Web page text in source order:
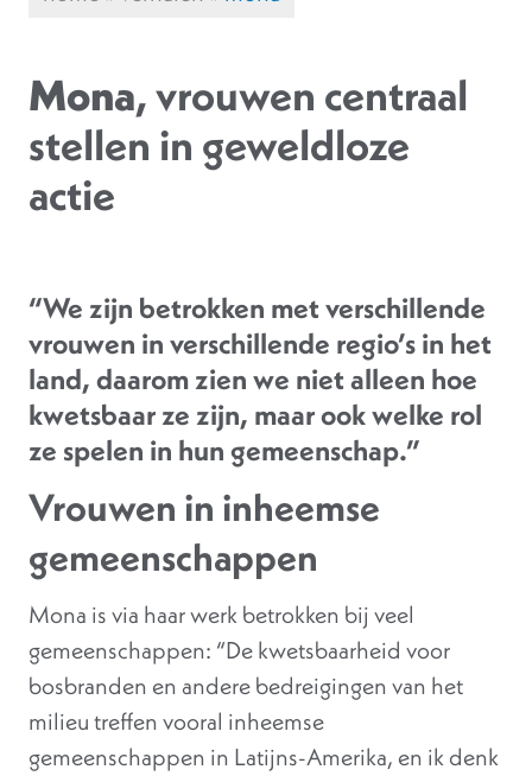
Mona, vrouwen centraal
stellen in geweldloze
actie
“We zijn betrokken met verschillende
vrouwen in verschillende regio’s in het
land, daarom zien we niet alleen hoe
kwetsbaar ze zijn, maar ook welke rol
ze spelen in hun gemeenschap.”
Vrouwen in inheemse
gemeenschappen
Mona is via haar werk betrokken bij veel
gemeenschappen: “De kwetsbaarheid voor
bosbranden en andere bedreigingen van het
milieu treffen vooral inheemse
gemeenschappen in Latijns-Amerika, en ik denk